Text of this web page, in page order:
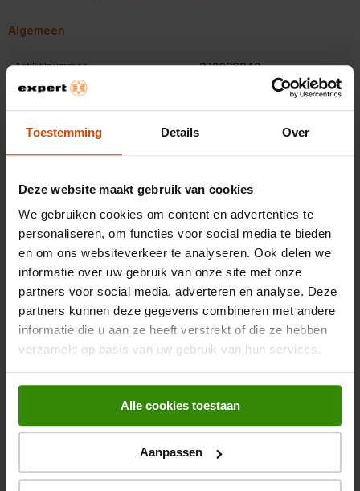
Toestemming Details Over
Deze website maakt gebruik van cookies
We gebruiken cookies om content en advertenties te
personaliseren, om functies voor social media te bieden
en om ons websiteverkeer te analyseren. Ook delen we
informatie over uw gebruik van onze site met onze
partners voor social media, adverteren en analyse. Deze
partners kunnen deze gegevens combineren met andere
informatie die u aan ze heeft verstrekt of die ze hebben
verzameld op basis van uw gebruik van hun services.
Alle cookies toestaan
Aanpassen
Algemeen
Artikelnummer 372636940
Belangrijkste kenmerken
Afmeting 20 cm
Type pan Koekenpan
Inclusief deksel
Antiaanbaklaag
Geschikt voor elektrisch
Geschikt voor inductie
Bekijk alle specificaties
Beoordelingen
Er zijn nog geen beoordelingen ingediend.